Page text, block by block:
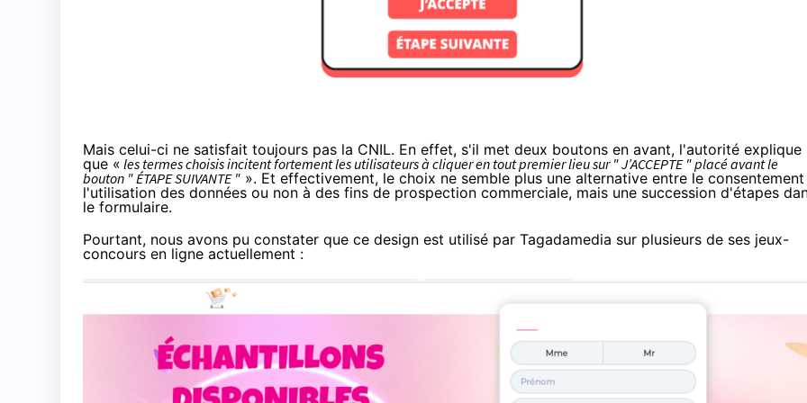
Mais celui-ci ne satisfait toujours pas la CNIL. En effet, s'il met deux boutons en avant, l'autorité explique
que « les termes choisis incitent fortement les utilisateurs à cliquer en tout premier lieu sur " J’ACCEPTE " placé avant le
bouton " ÉTAPE SUIVANTE " ». Et effectivement, le choix ne semble plus une alternative entre le
l'utilisation des données ou non à des fins de prospection commerciale, mais une succession d'étapes
le formulaire.
Pourtant, nous avons pu constater que ce design est utilisé par Tagadamedia sur plusieurs de ses jeux-
concours en ligne actuellement :